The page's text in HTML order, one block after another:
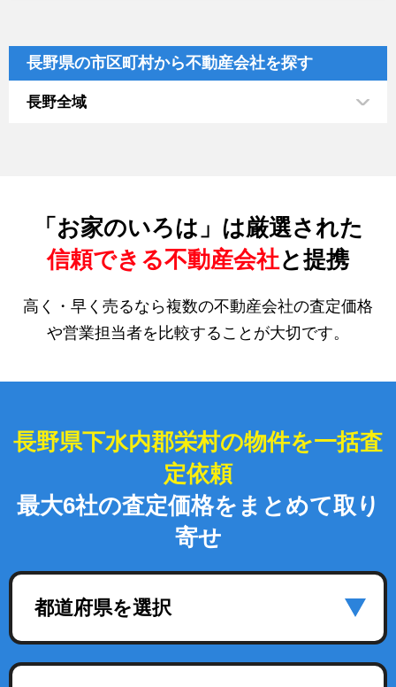
長野県の市区町村から不動産会社を探す
長野全域
「お家のいろは」は厳選された
信頼できる不動産会社と提携
高く・早く売るなら複数の不動産会社の査定価格
や営業担当者を比較することが大切です。
長野県下水内郡栄村の物件を一括査
定依頼
最大6社の査定価格をまとめて取り
寄せ
都道府県を選択